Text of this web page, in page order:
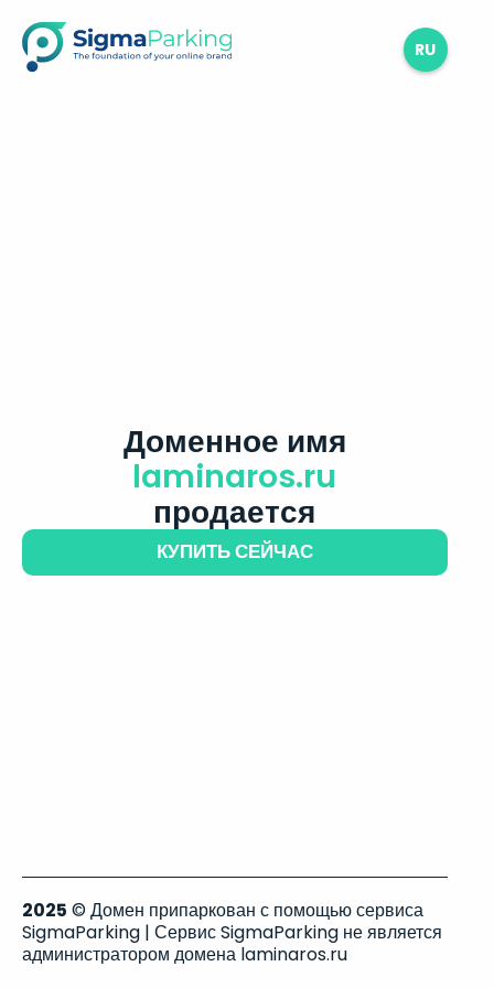
RU
Доменное имя
laminaros.ru
продается
КУПИТЬ СЕЙЧАС
2025 © Домен припаркован с помощью сервиса
SigmaParking | Сервис SigmaParking не является
администратором домена laminaros.ru